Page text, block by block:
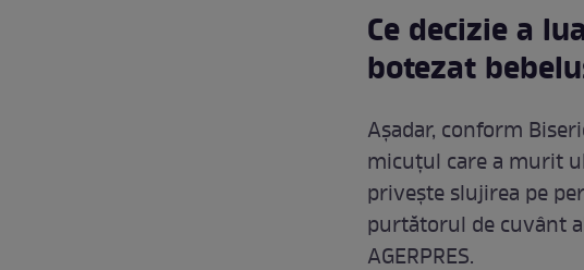
Ce decizie a
botezat
Așadar, conform
micuțul care a murit
privește slujirea pe
purtătorul de cuvânt
AGERPRES.